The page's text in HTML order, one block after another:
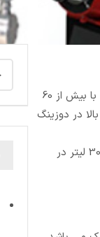
60
در دوزینگ
لیتر در